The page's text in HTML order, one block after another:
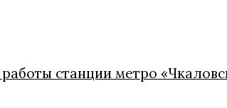
станции метро